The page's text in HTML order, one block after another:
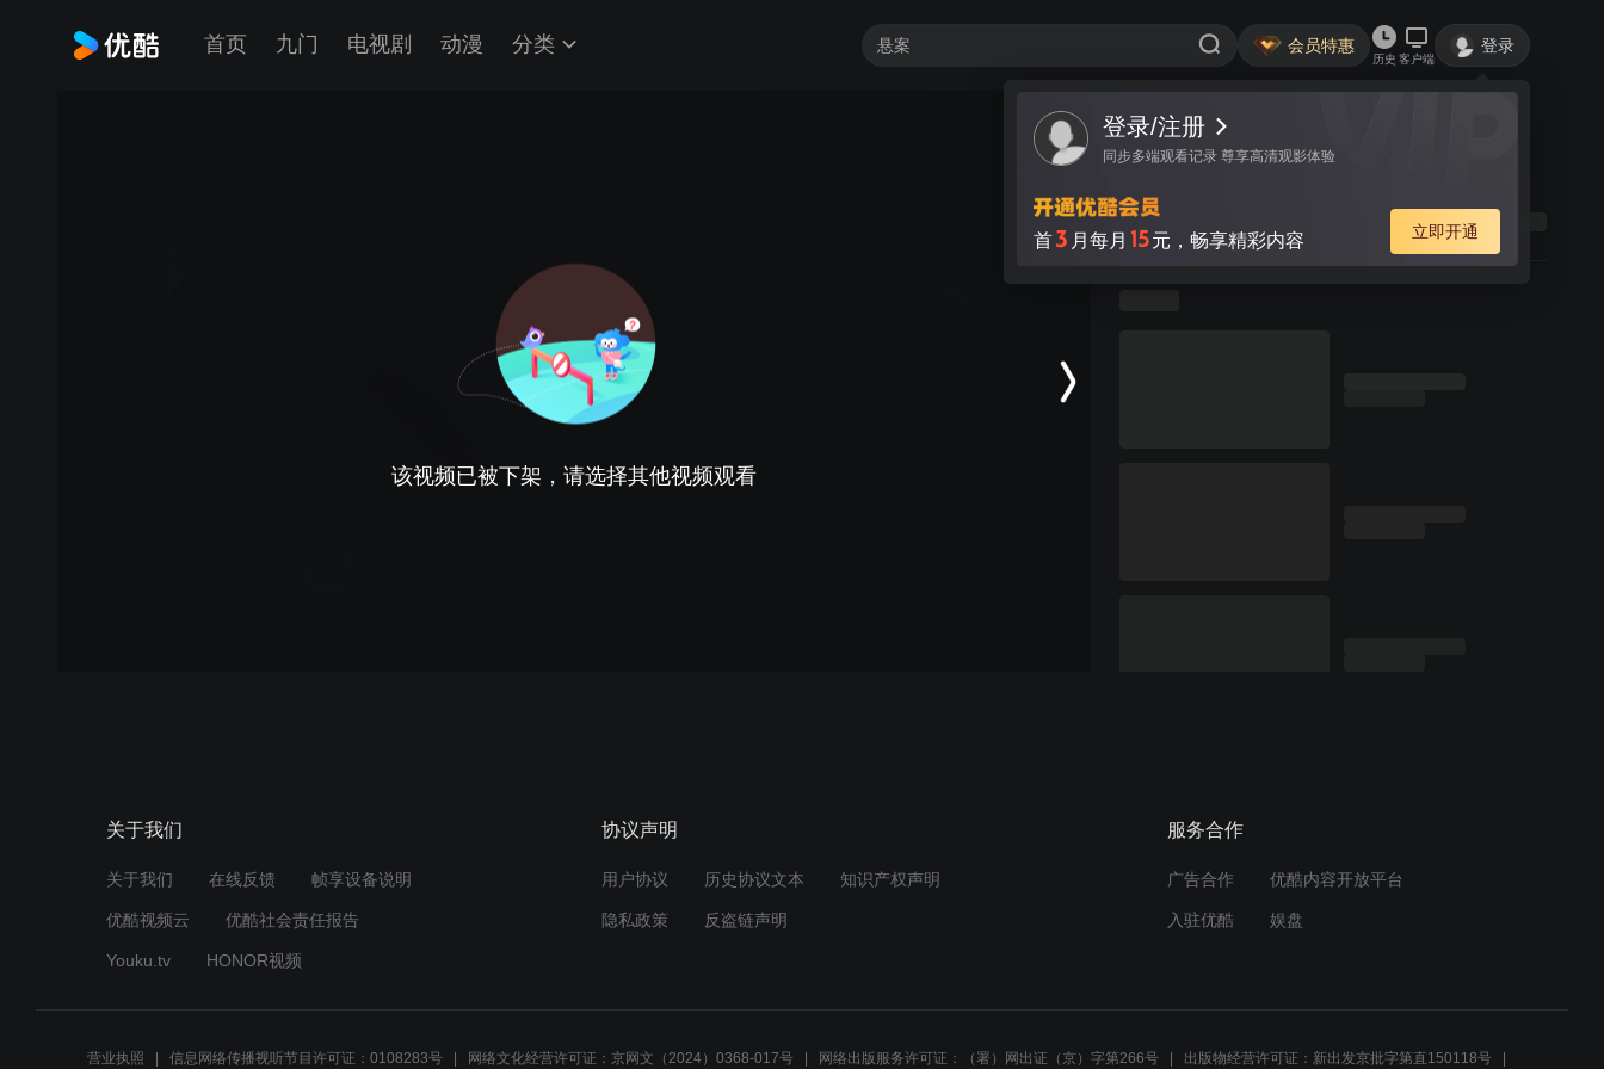
首页 九门 电视剧 动漫 分类 会员特惠
历史 客户端
登录
登录/注册
同步多端观看记录 尊享高清观影体验
首3 月每月 15元，畅享精彩内容 立即开通
该视频已被下架，请选择其他视频观看
关于我们
关于我们 在线反馈 帧享设备说明
优酷视频云 优酷社会责任报告
Youku.tv HONOR视频
协议声明
用户协议 历史协议文本 知识产权声明
隐私政策 反盗链声明
服务合作
广告合作 优酷内容开放平台
入驻优酷 娱盘
营业执照 信息网络传播视听节目许可证：0108283号 网络文化经营许可证：京网文（2024）0368-017号 网络出版服务许可证：（署）网出证（京）字第266号 出版物经营许可证：新出发京批字第直150118号